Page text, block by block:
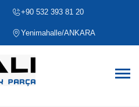
+90 532 393 81 20
Yenimahalle/ANKARA